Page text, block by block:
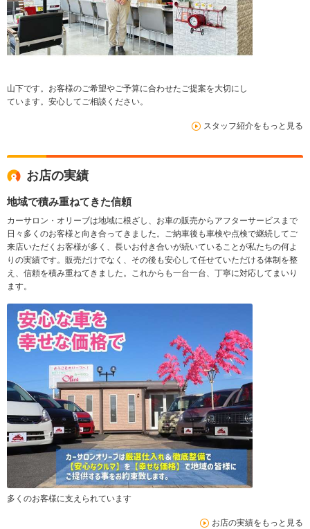
山下です。お客様のご希望やご予算に合わせたご提案を大切にし
ています。安心してご相談ください。
スタッフ紹介をもっと見る
お店の実績
地域で積み重ねてきた信頼
カーサロン・オリーブは地域に根ざし、お車の販売からアフターサービスまで
日々多くのお客様と向き合ってきました。ご納車後も車検や点検で継続してご
来店いただくお客様が多く、長いお付き合いが続いていることが私たちの何よ
りの実績です。販売だけでなく、その後も安心して任せていただける体制を整
え、信頼を積み重ねてきました。これからも一台一台、丁寧に対応してまいり
ます。
多くのお客様に支えられています
お店の実績をもっと見る